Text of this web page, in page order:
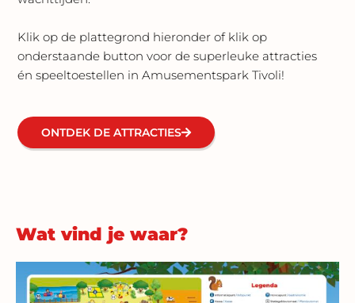
Klik op de plattegrond hieronder of klik op
onderstaande button voor de superleuke attracties
én speeltoestellen in Amusementspark Tivoli!
ONTDEK DE ATTRACTIES
Wat vind je waar?